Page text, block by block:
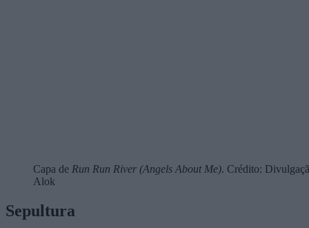
Capa de Run Run River (Angels About Me). Crédito:
Alok
Sepultura